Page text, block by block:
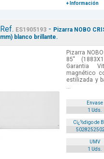
+ Información
Ref. ES1905193 - Pizarra NOBO
mm) blanco brillante.
Pizarra
85"
Garantia
magnético
estilizada y
...
Envase
1 Uds.
Cï¿½digo de
UMV
1 Uds.